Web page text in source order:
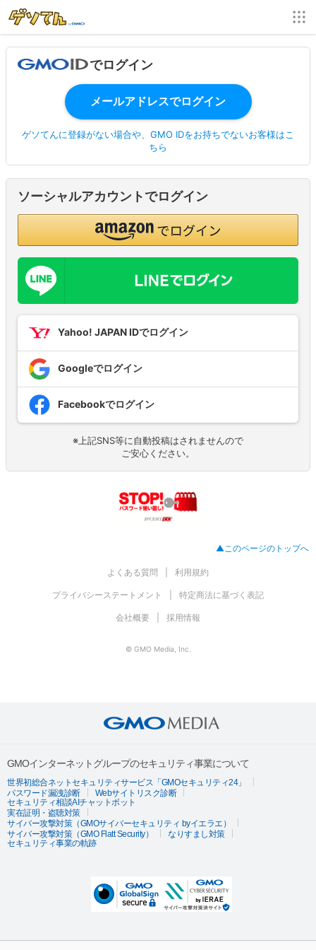
でログイン
ゲソてんに登録がない場合や、GMO IDをお持ちでないお客様はこ
ちら
ソーシャルアカウントでログイン
Yahoo! JAPAN IDでログイン
Googleでログイン
Facebookでログイン
※上記SNS等に自動投稿はされませんので
ご安心ください。
▲このページのトップへ
よくある質問 利用規約
プライバシーステートメント 特定商法に基づく表記
会社概要 採用情報
© GMO Media, Inc.
GMOインターネットグループのセキュリティ事業について
世界初総合ネットセキュリティサービス「GMOセキュリティ24」
パスワード漏洩診断
Webサイトリスク診断
セキュリティ相談AIチャットボット
実在証明・盗聴対策
サイバー攻撃対策（GMOサイバーセキュリティ byイエラエ）
サイバー攻撃対策（GMO Flatt Security）
なりすまし対策
セキュリティ事業の軌跡